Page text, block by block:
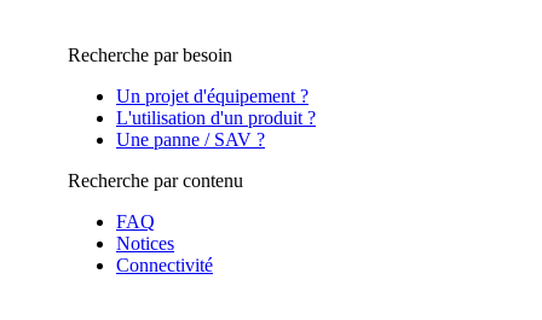
Recherche par besoin
Un projet d'équipement ?
L'utilisation d'un produit ?
Une panne / SAV ?
Recherche par contenu
FAQ
Notices
Connectivité